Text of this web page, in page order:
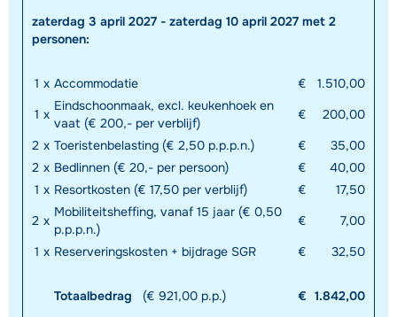
zaterdag 3 april 2027 - zaterdag 10 april 2027 met 2
personen:
1 x Accommodatie €
1.510,00
1 x
Eindschoonmaak, excl. keukenhoek en
vaat (€ 200,- per verblijf)
€
200,00
2 x Toeristenbelasting (€ 2,50 p.p.p.n.) €
35,00
2 x Bedlinnen (€ 20,- per persoon) €
40,00
1 x Resortkosten (€ 17,50 per verblijf) €
17,50
2 x
Mobiliteitsheffing, vanaf 15 jaar (€ 0,50
p.p.p.n.)
€
7,00
1 x Reserveringskosten + bijdrage SGR € 32,50
Totaalbedrag (€ 921,00 p.p.) € 1.842,00